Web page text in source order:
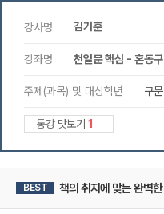
강사명 김기훈
강좌명 천일문 핵심 - 혼동
주제(과목) 및 대상학년 구
통강 맛보기 1
BEST 책의 취지에 맞는 완벽